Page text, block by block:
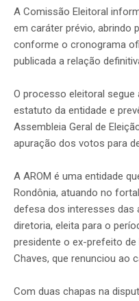
A Comissão Eleitoral
em caráter prévio, abrindo
conforme o cronograma
publicada a relação
O processo eleitoral
estatuto da entidade e
Assembleia Geral de
apuração dos votos para
A AROM é uma entidade
Rondônia, atuando no
defesa dos interesses das
diretoria, eleita para o
presidente o ex-prefeito
Chaves, que renunciou ao
Com duas chapas na